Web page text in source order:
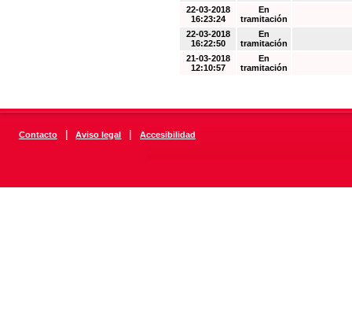
22-03-2018
16:23:24
En
tramitación
22-03-2018
16:22:50
En
tramitación
21-03-2018
12:10:57
En
tramitación
Contacto | Aviso legal | Accesibilidad